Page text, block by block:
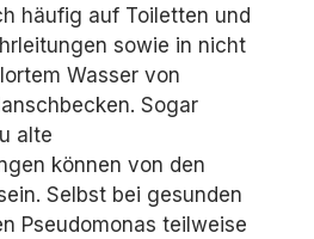
häufig auf Toiletten und
sowie in nicht
Wasser von
Sogar
alte
können von den
Selbst bei gesunden
Pseudomonas teilweise